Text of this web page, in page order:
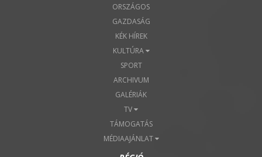
ORSZÁGOS
GAZDASÁG
KÉK HÍREK
KULTÚRA
SPORT
ARCHIVUM
GALÉRIÁK
TV
TÁMOGATÁS
MÉDIAAJÁNLAT